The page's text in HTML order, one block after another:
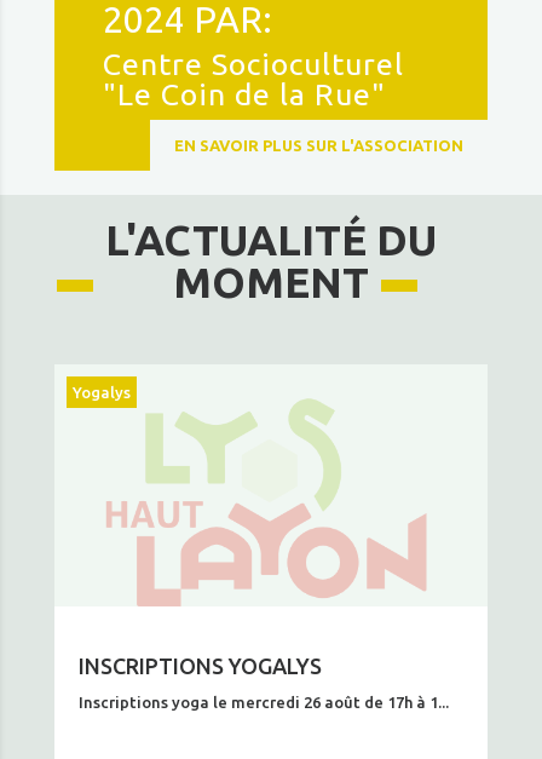
2024 PAR:
Centre Socioculturel
"Le Coin de la Rue"
EN SAVOIR PLUS SUR L'ASSOCIATION
L'ACTUALITÉ DU
MOMENT
INSCRIPTIONS YOGALYS
Inscriptions yoga le mercredi 26 août de 17h à 1...
Yogalys